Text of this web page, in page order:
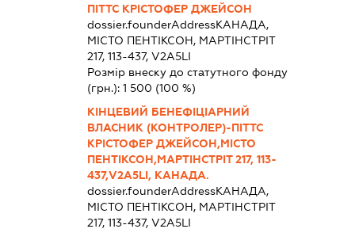
ПІТТС КРІСТОФЕР ДЖЕЙСОН
dossier.founderAddressКАНАДА,
МІСТО ПЕНТІКСОН, МАРТІНСТРІТ
217, 113-437, V2A5LI
Розмір внеску до статутного фонду
(грн.):1 500 (100 %)
КІНЦЕВИЙ БЕНЕФІЦІАРНИЙ
ВЛАСНИК (КОНТРОЛЕР)-ПІТТС
КРІСТОФЕР ДЖЕЙСОН,МІСТО
ПЕНТІКСОН,МАРТІНСТРІТ 217, 113-
437,V2A5LI, КАНАДА.
dossier.founderAddressКАНАДА,
МІСТО ПЕНТІКСОН, МАРТІНСТРІТ
217, 113-437, V2A5LI